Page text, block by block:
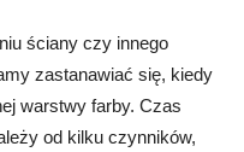
ściany czy innego
zastanawiać się, kiedy
warstwy farby. Czas
od kilku czynników,